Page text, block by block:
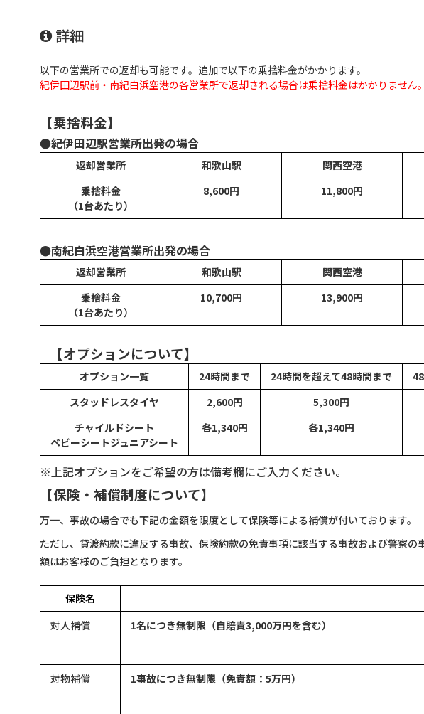
詳細
以下の営業所での返却も可能です。追加で以下の乗捨料金がかかります。
紀伊田辺駅前・南紀白浜空港の各営業所で返却される場合は乗捨料金はかかりません。
【乗捨料金】
●紀伊田辺駅営業所出発の場合
返却営業所 和歌山駅 関西空港
乗捨料金
（1台あたり）
8,600円 11,800円
●南紀白浜空港営業所出発の場合
返却営業所 和歌山駅 関西空港
乗捨料金
（1台あたり）
10,700円 13,900円
【オプションについて】
オプション一覧 24時間まで 24時間を超えて48時間まで
スタッドレスタイヤ
2,600円 5,300円
チャイルドシート
ベビーシートジュニアシート
各1,340円 各1,340円
※上記オプションをご希望の方は備考欄にご入力ください。
【保険・補償制度について】
万一、事故の場合でも下記の金額を限度として保険等による補償が付いております。
ただし、貸渡約款に違反する事故、保険約款の免責事項に該当する事故および警察
額はお客様のご負担となります。
保険名
対人補償
1名につき無制限（自賠責3,000万円を含む）
対物補償 1事故につき無制限（免責額：5万円）